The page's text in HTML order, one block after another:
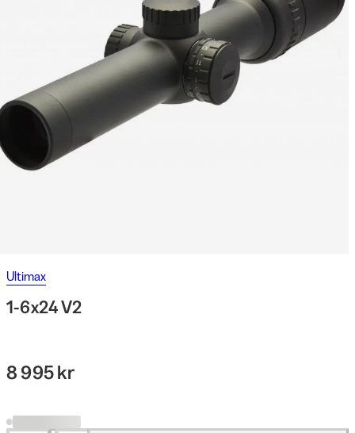
Ultimax
1-6x24 V2
8 995 kr